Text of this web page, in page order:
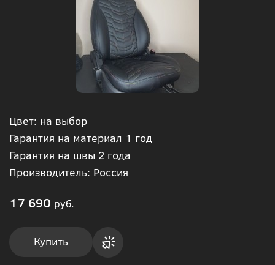
Цвет: на выбор
Гарантия на материал 1 год
Гарантия на швы 2 года
Производитель: Россия
17 690 руб.
Купить